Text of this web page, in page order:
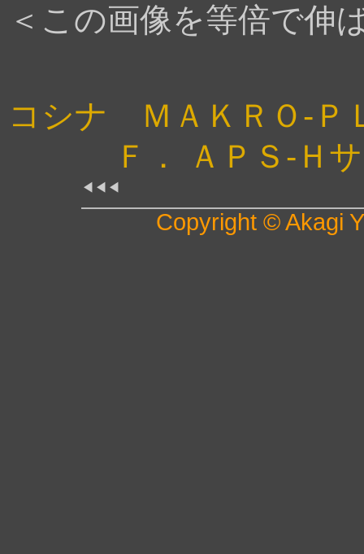
＜この画像を等倍で伸
コシナ ＭＡＫＲＯ-Ｐ
Ｆ． ＡＰＳ-Ｈ
◀◀◀
Copyright © Akagi